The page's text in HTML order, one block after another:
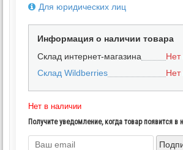
Для юридических лиц
Информация о наличии товара
Склад интернет-магазина
Нет
Склад Wildberries Нет
Нет в наличии
Получите уведомление, когда товар появится в